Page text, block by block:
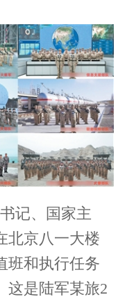
记、国家主
北京八一大楼
班和执行任务
这是陆军某旅2